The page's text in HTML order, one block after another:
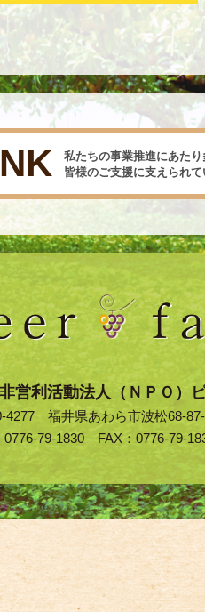
私たちの事業推進にあた
皆様のご支援に支えられ
営利活動法人（ＮＰＯ）
4277 福井県あわら市波松68-
0776-79-1830 FAX：0776-79-